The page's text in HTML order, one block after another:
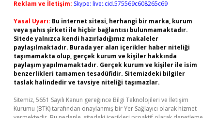
Reklam ve İletişim: Skype: live:.cid.575569c608265c69
Yasal Uyarı: Bu internet sitesi, herhangi bir marka, kurum
veya şahıs şirketi ile hiçbir bağlantısı bulunmamaktadır.
Sitede yalnızca kendi hazırladığımız makaleler
paylaşılmaktadır. Burada yer alan içerikler haber niteliği
taşımamakta olup, gerçek kurum ve kişiler hakkında
paylaşım yapılmamaktadır. Gerçek kurum ve kişiler ile isim
benzerlikleri tamamen tesadüfidir. Sitemizdeki bilgiler
taslak halindedir ve tavsiye niteliği taşımazlar.
Sitemiz, 5651 Sayılı Kanun gereğince Bilgi Teknolojileri ve İletişim
Kurumu (BTK) tarafından onaylanmış bir Yer Sağlayıcı olarak hizmet